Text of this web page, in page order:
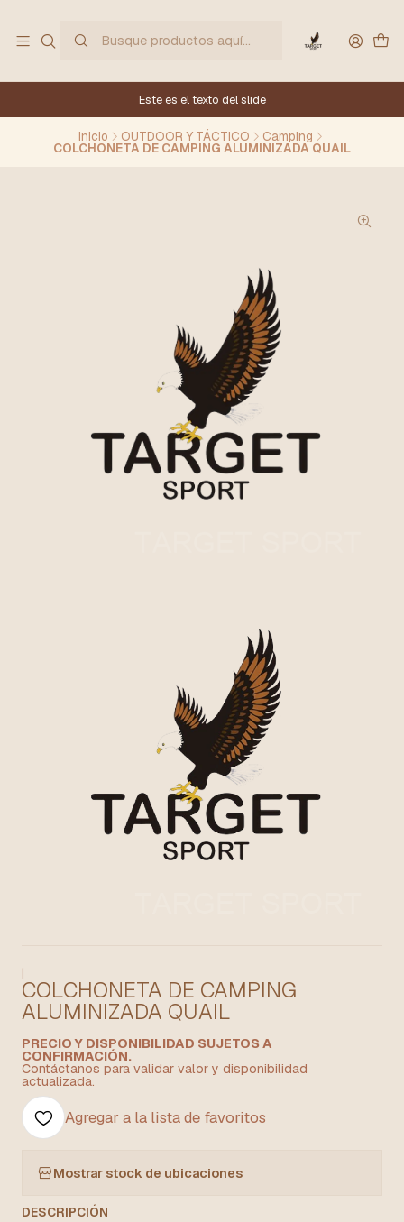
Este es el texto del slide
Inicio OUTDOOR Y TÁCTICO Camping
COLCHONETA DE CAMPING ALUMINIZADA QUAIL
|
COLCHONETA DE CAMPING
ALUMINIZADA QUAIL
PRECIO Y DISPONIBILIDAD SUJETOS A
CONFIRMACIÓN.
Contáctanos para validar valor y disponibilidad
actualizada.
Agregar a la lista de favoritos
Mostrar stock de ubicaciones
DESCRIPCIÓN